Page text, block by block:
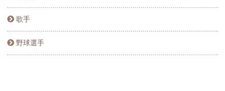
歌手
野球選手